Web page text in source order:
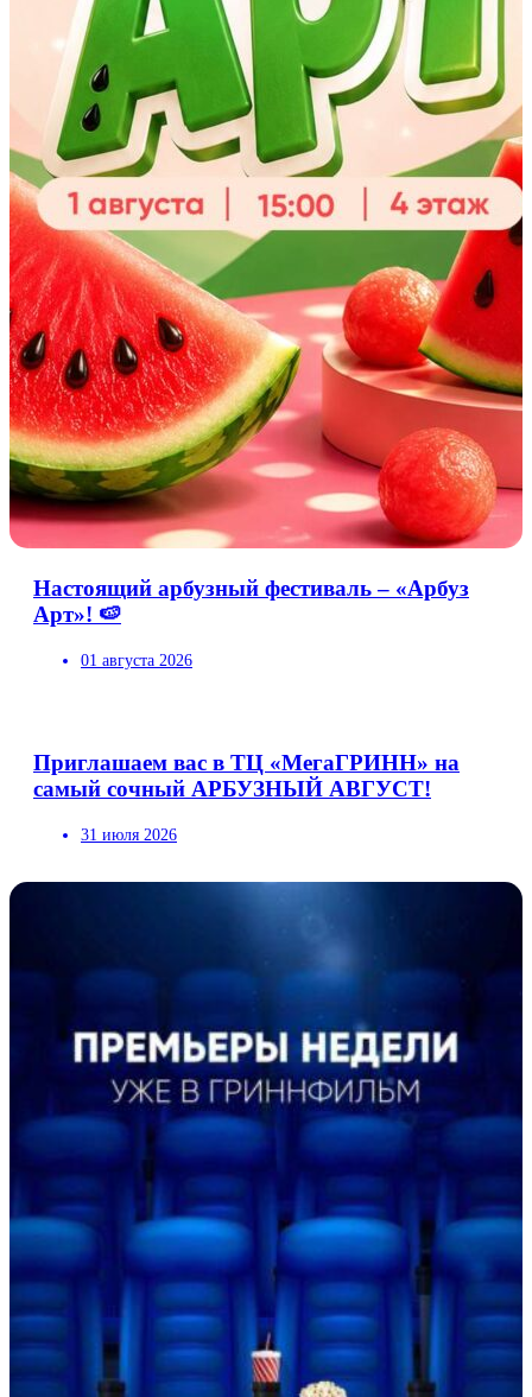
Настоящий арбузный фестиваль – «Арбуз
Арт»! 🍉
01 августа 2026
Приглашаем вас в ТЦ «МегаГРИНН» на
самый сочный АРБУЗНЫЙ АВГУСТ!
31 июля 2026